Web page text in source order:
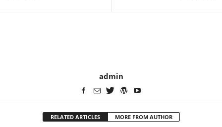
admin
RELATED ARTICLES MORE FROM AUTHOR